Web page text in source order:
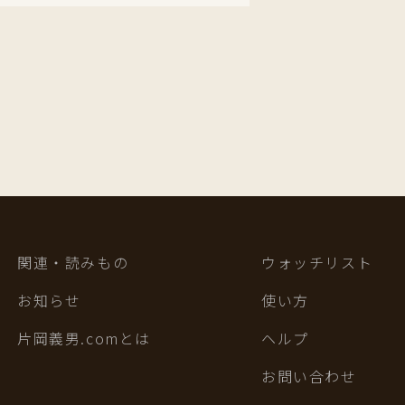
関連・読みもの
お知らせ
片岡義男.comとは
ウォッチリスト
使い方
ヘルプ
お問い合わせ